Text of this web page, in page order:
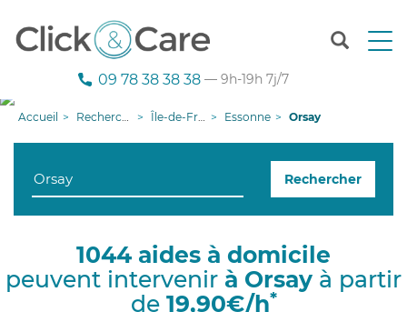
T
n
g
i
09 78 38 38 38 — 9h-19h 7j/7
Accueil Recherche aide à domicile Île-de-France Essonne Orsay
Rechercher
1044 aides à domicile
peuvent intervenir à Orsay à partir
de 19,90€/h*